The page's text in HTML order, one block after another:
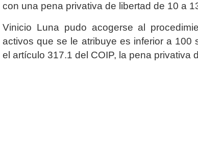
con una pena privativa de libertad de 10 a
Vinicio Luna pudo acogerse al
activos que se le atribuye es inferior a
el artículo 317.1 del COIP, la pena privativa